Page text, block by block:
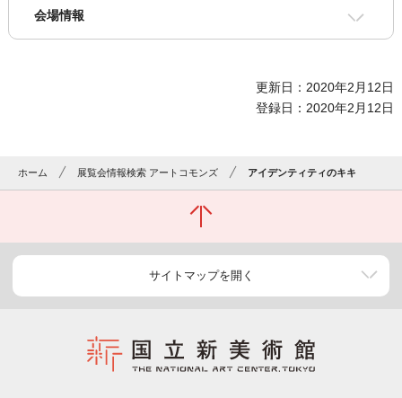
会場情報
更新日：2020年2月12日
登録日：2020年2月12日
ホーム 展覧会情報検索 アートコモンズ アイデンティティのキキ
サイトマップを開く